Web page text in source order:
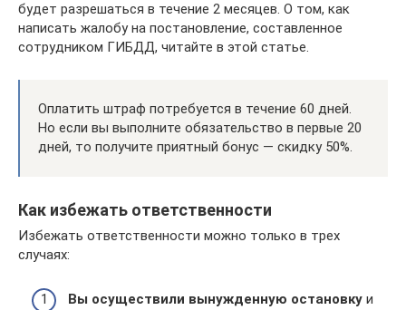
будет разрешаться в течение 2 месяцев. О том, как
написать жалобу на постановление, составленное
сотрудником ГИБДД, читайте в этой статье.
Оплатить штраф потребуется в течение 60 дней.
Но если вы выполните обязательство в первые 20
дней, то получите приятный бонус — скидку 50%.
Как избежать ответственности
Избежать ответственности можно только в трех
случаях:
Вы осуществили вынужденную остановку и